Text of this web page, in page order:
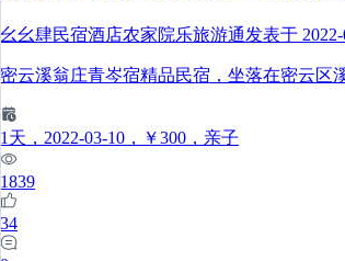
幺幺肆民宿酒店农家院乐旅游通发表于
密云溪翁庄青岑宿精品民宿，坐落在密云区
1 天 ，2022-03-10 ，￥300 ，亲子
1839
34